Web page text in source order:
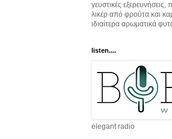
γευστικές
λικέρ από φρούτα και
ιδιαίτερα αρωματικά
listen....
elegant radio